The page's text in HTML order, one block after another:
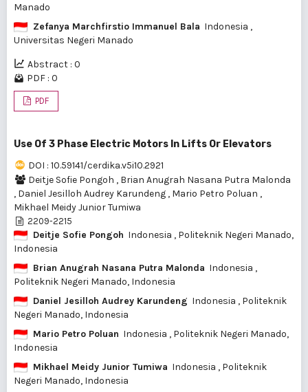
Manado
Zefanya Marchfirstio Immanuel Bala Indonesia ,
Universitas Negeri Manado
Abstract : 0
PDF : 0
PDF
Use Of 3 Phase Electric Motors In Lifts Or Elevators
DOI : 10.59141/cerdika.v5i10.2921
Deitje Sofie Pongoh , Brian Anugrah Nasana Putra Malonda
, Daniel Jesilloh Audrey Karundeng , Mario Petro Poluan ,
Mikhael Meidy Junior Tumiwa
2209-2215
Deitje Sofie Pongoh Indonesia , Politeknik Negeri Manado,
Indonesia
Brian Anugrah Nasana Putra Malonda Indonesia ,
Politeknik Negeri Manado, Indonesia
Daniel Jesilloh Audrey Karundeng Indonesia , Politeknik
Negeri Manado, Indonesia
Mario Petro Poluan Indonesia , Politeknik Negeri Manado,
Indonesia
Mikhael Meidy Junior Tumiwa Indonesia , Politeknik
Negeri Manado, Indonesia